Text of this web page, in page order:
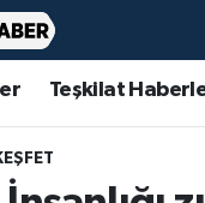
Teşkilat
Haber
Müftülüğü
Okulları